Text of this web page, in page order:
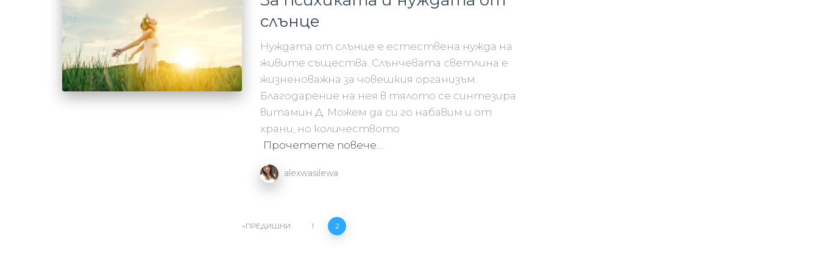
слънце
Нуждата от слънце е естествена нужда на
живите същества. Слънчевата светлина е
жизненоважна за човешкия организъм.
Благодарение на нея в тялото се синтезира
витамин Д. Можем да си го набавим и от
храни, но количеството
Прочетете повече…
alexwasilewa
ПРЕДИШНИ 1 2